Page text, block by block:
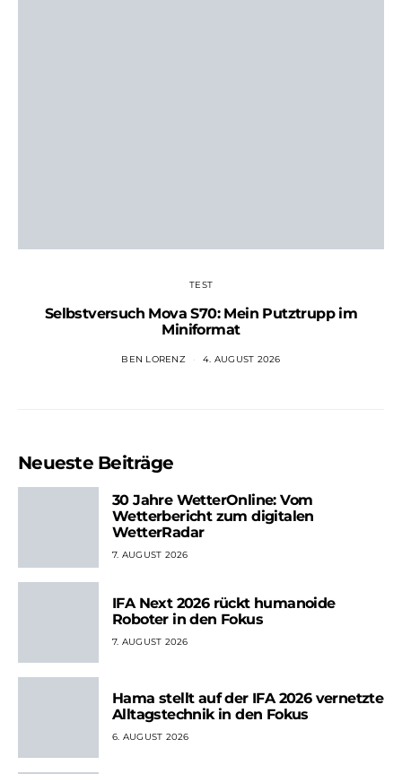
TEST
Selbstversuch Mova S70: Mein Putztrupp im
Miniformat
BEN LORENZ 4. AUGUST 2026
Neueste Beiträge
30 Jahre WetterOnline: Vom
Wetterbericht zum digitalen
WetterRadar
7. AUGUST 2026
IFA Next 2026 rückt humanoide
Roboter in den Fokus
7. AUGUST 2026
Hama stellt auf der IFA 2026 vernetzte
Alltagstechnik in den Fokus
6. AUGUST 2026